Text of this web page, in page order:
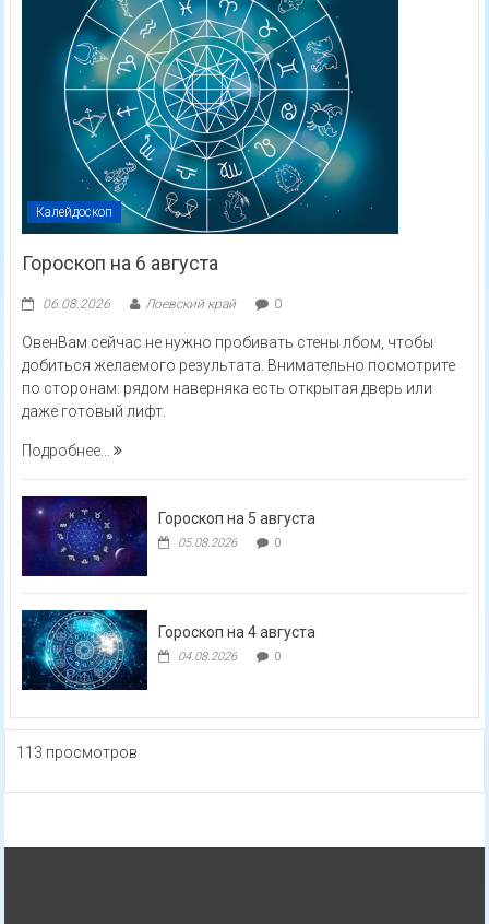
Калейдоскоп
Гороскоп на 6 августа
06.08.2026 Лоевский край 0
ОвенВам сейчас не нужно пробивать стены лбом, чтобы
добиться желаемого результата. Внимательно посмотрите
по сторонам: рядом наверняка есть открытая дверь или
даже готовый лифт.
Подробнее...
Гороскоп на 5 августа
05.08.2026 0
Гороскоп на 4 августа
04.08.2026 0
113 просмотров